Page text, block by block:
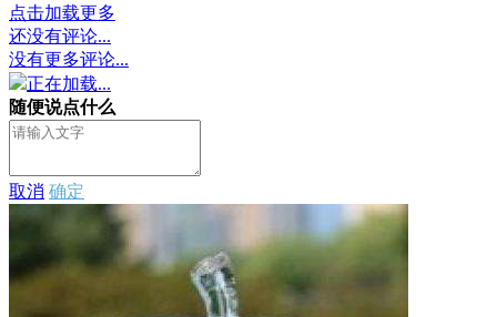
点击加载更多
还没有评论...
没有更多评论...
正在加载...
随便说点什么
取消 确定